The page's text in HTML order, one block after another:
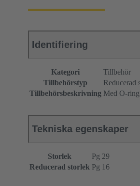
Identifiering
Kategori
Tillbehör
Tillbehörstyp
Reducerad
Tillbehörsbeskrivning Med O-ring
Tekniska egenskaper
Storlek
Pg 29
Reducerad storlek Pg 16